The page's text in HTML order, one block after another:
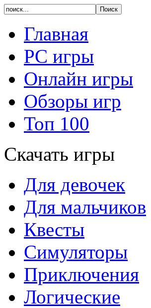
Главная
PC игры
Онлайн игры
Обзоры игр
Топ 100
Скачать игры
Для девочек
Для мальчиков
Квесты
Симуляторы
Приключения
Логические